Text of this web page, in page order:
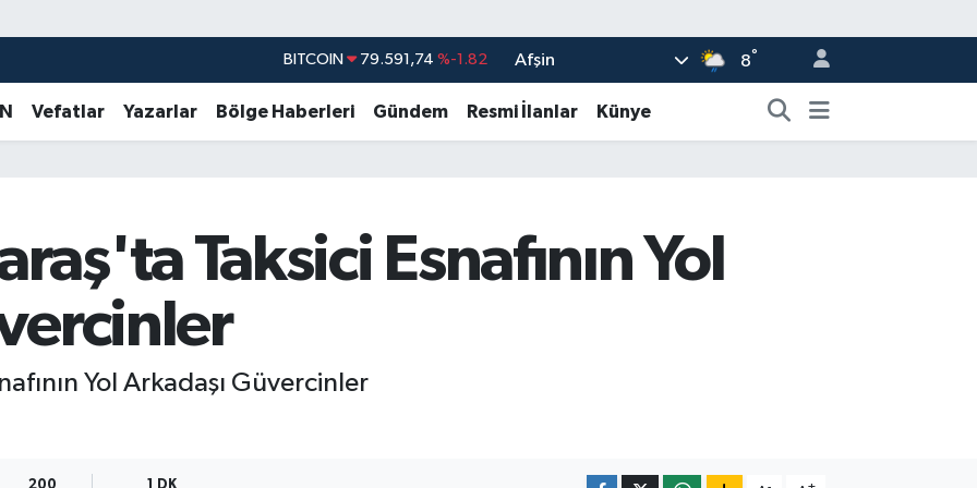
DOLAR 45,43620 %0.02
STERLİN 61,60380 %0.18
BITCOIN 79.591,74 %-1.82
Afşin 8°
Vefatlar Yazarlar Bölge Haberleri Gündem Resmi İlanlar Künye
Taksici Esnafının Yol
Yol Arkadaşı Güvercinler
200 1 DK